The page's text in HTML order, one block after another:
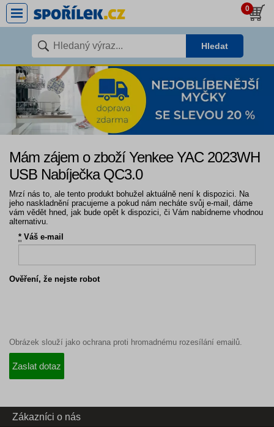
0
Hledat
Mám zájem o zboží Yenkee YAC 2023WH
USB Nabíječka QC3.0
Mrzí nás to, ale tento produkt bohužel aktuálně není k dispozici. Na
jeho naskladnění pracujeme a pokud nám necháte svůj e-mail, dáme
vám vědět hned, jak bude opět k dispozici, či Vám nabídneme vhodnou
alternativu.
* Váš e-mail
Ověření, že nejste robot
Obrázek slouží jako ochrana proti hromadnému rozesílání emailů.
Zákazníci o nás